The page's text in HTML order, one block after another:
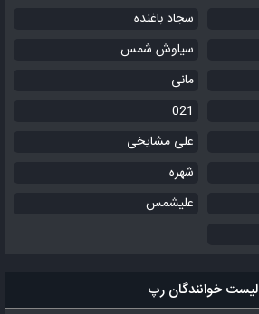
سجاد باغنده
سیاوش شمس
مانی
021
علی مشایخی
شهره
علیشمس
لیست خوانندگان رپ